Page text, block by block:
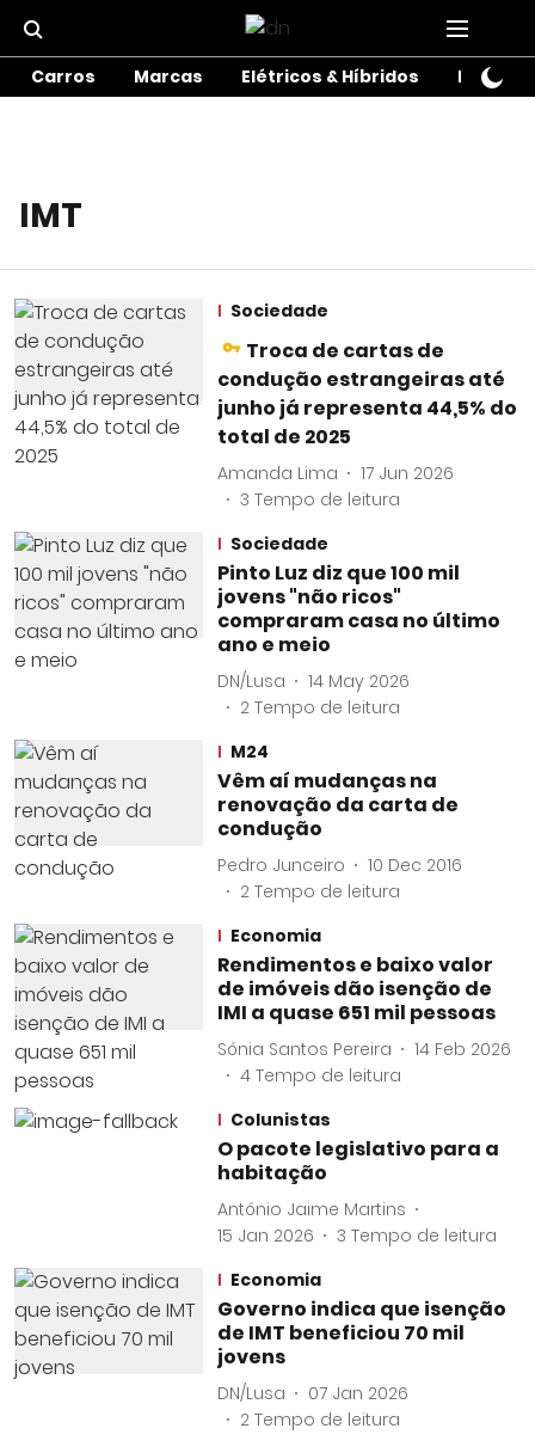
Carros Marcas Elétricos & Híbridos Motos
IMT
Sociedade
Troca de cartas de
condução estrangeiras até
junho já representa 44,5% do
total de 2025
Amanda Lima
17 Jun 2026
3 Tempo de leitura
Sociedade
Pinto Luz diz que 100 mil
jovens "não ricos"
compraram casa no último
ano e meio
DN/Lusa
14 May 2026
2 Tempo de leitura
M24
Vêm aí mudanças na
renovação da carta de
condução
Pedro Junceiro
10 Dec 2016
2 Tempo de leitura
Economia
Rendimentos e baixo valor
de imóveis dão isenção de
IMI a quase 651 mil pessoas
Sónia Santos Pereira
14 Feb 2026
4 Tempo de leitura
Colunistas
O pacote legislativo para a
habitação
António Jaime Martins
15 Jan 2026
3 Tempo de leitura
Economia
Governo indica que isenção
de IMT beneficiou 70 mil
jovens
DN/Lusa
07 Jan 2026
2 Tempo de leitura